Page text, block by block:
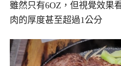
雖然只有6OZ，但視覺效果
肉的厚度甚至超過1公分